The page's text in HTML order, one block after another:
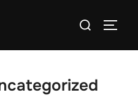
Suchen